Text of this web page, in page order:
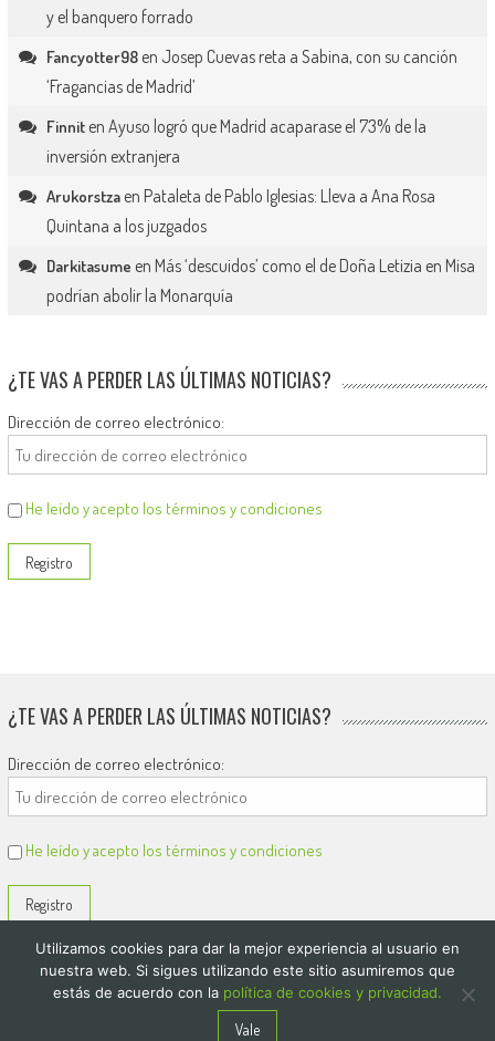
y el banquero forrado
Fancyotter98en Josep Cuevas reta a Sabina, con su canción
‘Fragancias de Madrid’
Finniten Ayuso logró que Madrid acaparase el 73% de la
inversión extranjera
Arukorstzaen Pataleta de Pablo Iglesias: Lleva a Ana Rosa
Quintana a los juzgados
Darkitasume en Más ‘descuidos’ como el de Doña Letizia en Misa
podrían abolir la Monarquía
¿TE VAS A PERDER LAS ÚLTIMAS NOTICIAS?
Dirección de correo electrónico:
He leído y acepto los términos y condiciones
¿TE VAS A PERDER LAS ÚLTIMAS NOTICIAS?
Dirección de correo electrónico:
He leído y acepto los términos y condiciones
El Diario de Colón
Utilizamos cookies para dar la mejor experiencia al usuario en
nuestra web. Si sigues utilizando este sitio asumiremos que
estás de acuerdo con la política de cookies y privacidad.
Vale